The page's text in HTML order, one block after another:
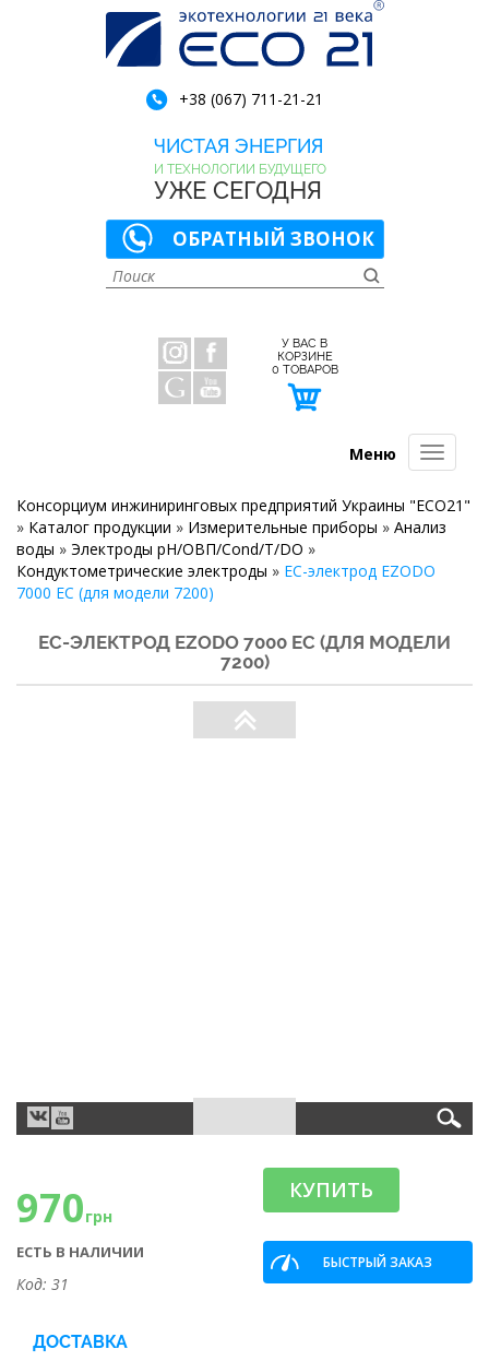
+38 (067) 711-21-21
ЧИСТАЯ ЭНЕРГИЯ
И ТЕХНОЛОГИИ БУДУЩЕГО
УЖЕ СЕГОДНЯ
ОБРАТНЫЙ ЗВОНОК
У ВАС В
КОРЗИНЕ
0 ТОВАРОВ
Меню
Консорциум инжиниринговых предприятий Украины "ECO21"
» Каталог продукции » Измерительные приборы » Анализ
воды » Электроды рН/ОВП/Сond/T/DO »
Кондуктометрические электроды » ЕС-электрод EZODO
7000 EC (для модели 7200)
ЕС-ЭЛЕКТРОД EZODO 7000 EC (ДЛЯ МОДЕЛИ
7200)
970грн
ЕСТЬ В НАЛИЧИИ
Код: 31
КУПИТЬ
БЫСТРЫЙ ЗАКАЗ
ДОСТАВКА